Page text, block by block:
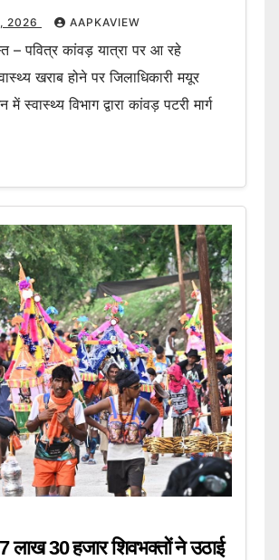
2026 AAPKAVIEW
– पवित्र कांवड़ यात्रा पर आ रहे
खराब होने पर जिलाधिकारी मयूर
में स्वास्थ्य विभाग द्वारा कांवड़ पटरी मार्ग
लाख 30 हजार शिवभक्तों ने उठाई